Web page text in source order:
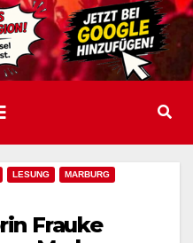
LESUNG MARBURG
Frauke